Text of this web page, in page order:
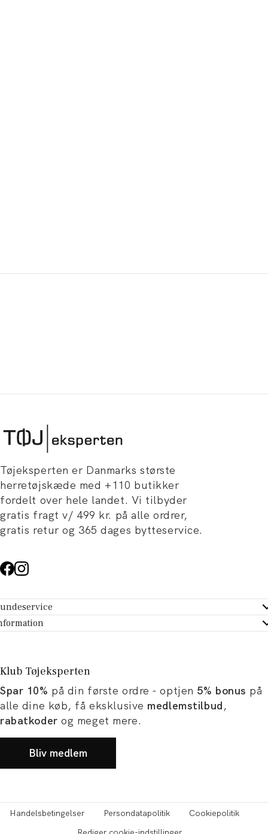
Tøjeksperten er Danmarks største
herretøjskæde med +110 butikker
fordelt over hele landet. Vi tilbyder
gratis fragt v/ 499 kr. på alle ordrer,
gratis retur og 365 dages bytteservice.
- Hjælpecenter
dit køb
Tøjeksperten
og artikler
og karriere
Klub Tøjeksperten
Spar 10% på din første ordre - optjen 5% bonus på
alle dine køb, få eksklusive medlemstilbud,
rabatkoder og meget mere.
Bliv medlem
Handelsbetingelser Persondatapolitik
Cookiepolitik